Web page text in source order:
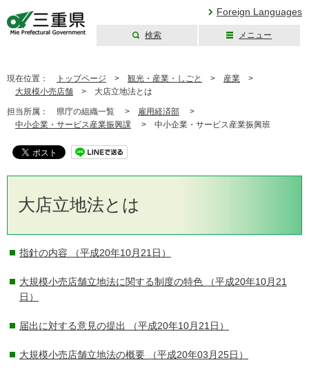
Foreign Languages
検索 メニュー
現在位置： トップページ > 観光・産業・しごと > 産業 >
大規模小売店舗 > 大店立地法とは
担当所属： 県庁の組織一覧 > 雇用経済部 >
中小企業・サービス産業振興課 > 中小企業・サービス産業振興班
大店立地法とは
指針の内容 （平成20年10月21日）
大規模小売店舗立地法に関する制度の特色 （平成20年10月21
日）
届出に対する意見の提出 （平成20年10月21日）
大規模小売店舗立地法の概要 （平成20年03月25日）